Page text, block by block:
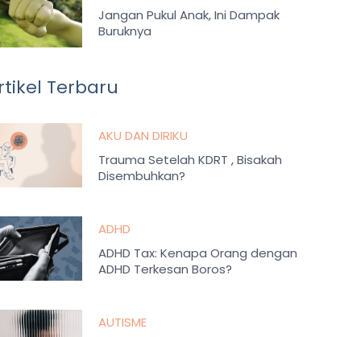
Jangan Pukul Anak, Ini Dampak
Buruknya
Terbaru
AKU DAN DIRIKU
Trauma Setelah KDRT , Bisakah
Disembuhkan?
ADHD
ADHD Tax: Kenapa Orang dengan
ADHD Terkesan Boros?
AUTISME